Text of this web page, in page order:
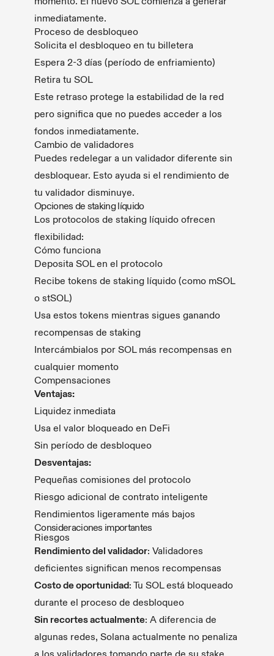
inmediatamente.
Proceso de desbloqueo
Solicita el desbloqueo en tu billetera
Espera 2-3 días (período de enfriamiento)
Retira tu SOL
Este retraso protege la estabilidad de la red
pero significa que no puedes acceder a los
fondos inmediatamente.
Cambio de validadores
Puedes redelegar a un validador diferente sin
desbloquear. Esto ayuda si el rendimiento de
tu validador disminuye.
Opciones de staking líquido
Los protocolos de staking líquido ofrecen
flexibilidad:
Cómo funciona
Deposita SOL en el protocolo
Recibe tokens de staking líquido (como mSOL
o stSOL)
Usa estos tokens mientras sigues ganando
recompensas de staking
Intercámbialos por SOL más recompensas en
cualquier momento
Compensaciones
Ventajas:
Liquidez inmediata
Usa el valor bloqueado en DeFi
Sin período de desbloqueo
Desventajas:
Pequeñas comisiones del protocolo
Riesgo adicional de contrato inteligente
Rendimientos ligeramente más bajos
Consideraciones importantes
Riesgos
Rendimiento del validador: Validadores
deficientes significan menos recompensas
Costo de oportunidad: Tu SOL está bloqueado
durante el proceso de desbloqueo
Sin recortes actualmente: A diferencia de
algunas redes, Solana actualmente no penaliza